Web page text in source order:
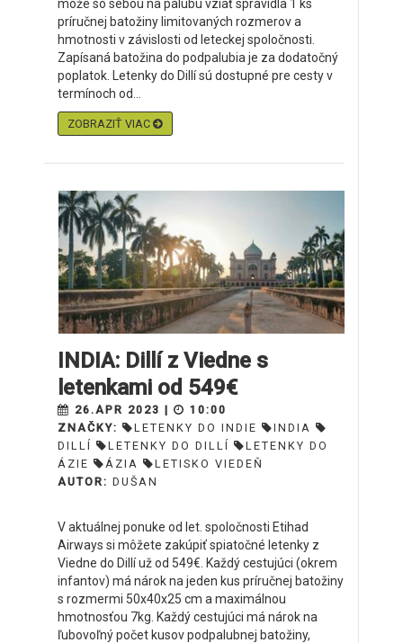
môže so sebou na palubu vziať spravidla 1 ks
príručnej batožiny limitovaných rozmerov a
hmotnosti v závislosti od leteckej spoločnosti.
Zapísaná batožina do podpalubia je za dodatočný
poplatok. Letenky do Dillí sú dostupné pre cesty v
termínoch od...
ZOBRAZIŤ VIAC
INDIA: Dillí z Viedne s
letenkami od 549€
26.APR 2023 |
10:00
ZNAČKY:
LETENKY DO INDIE
INDIA
DILLÍ
LETENKY DO DILLÍ
LETENKY DO
ÁZIE
ÁZIA
LETISKO VIEDEŇ
AUTOR: DUŠAN
V aktuálnej ponuke od let. spoločnosti Etihad
Airways si môžete zakúpiť spiatočné letenky z
Viedne do Dillí už od 549€. Každý cestujúci (okrem
infantov) má nárok na jeden kus príručnej batožiny
s rozmermi 50x40x25 cm a maximálnou
hmotnosťou 7kg. Každý cestujúci má nárok na
ľubovoľný počet kusov podpalubnej batožiny,